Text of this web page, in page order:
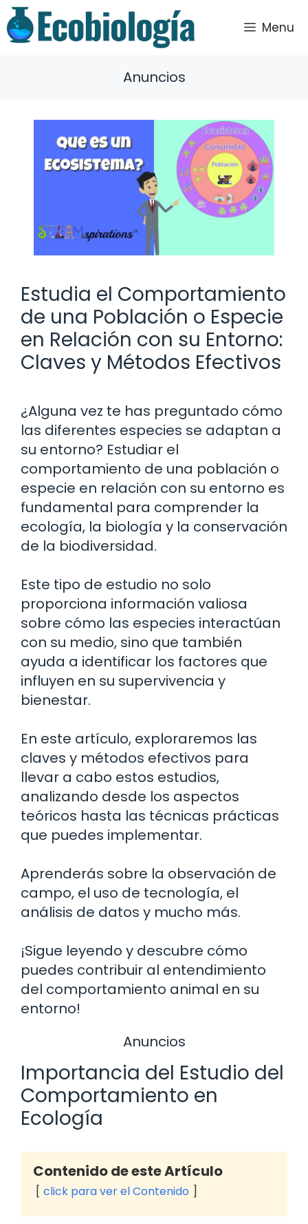
Saltar
al
contenido
Menu
Anuncios
Estudia el Comportamiento
de una Población o Especie
en Relación con su Entorno:
Claves y Métodos Efectivos
¿Alguna vez te has preguntado cómo
las diferentes especies se adaptan a
su entorno? Estudiar el
comportamiento de una población o
especie en relación con su entorno es
fundamental para comprender la
ecología, la biología y la conservación
de la biodiversidad.
Este tipo de estudio no solo
proporciona información valiosa
sobre cómo las especies interactúan
con su medio, sino que también
ayuda a identificar los factores que
influyen en su supervivencia y
bienestar.
En este artículo, exploraremos las
claves y métodos efectivos para
llevar a cabo estos estudios,
analizando desde los aspectos
teóricos hasta las técnicas prácticas
que puedes implementar.
Aprenderás sobre la observación de
campo, el uso de tecnología, el
análisis de datos y mucho más.
¡Sigue leyendo y descubre cómo
puedes contribuir al entendimiento
del comportamiento animal en su
entorno!
Anuncios
Importancia del Estudio del
Comportamiento en
Ecología
Contenido de este Artículo
click para ver el Contenido